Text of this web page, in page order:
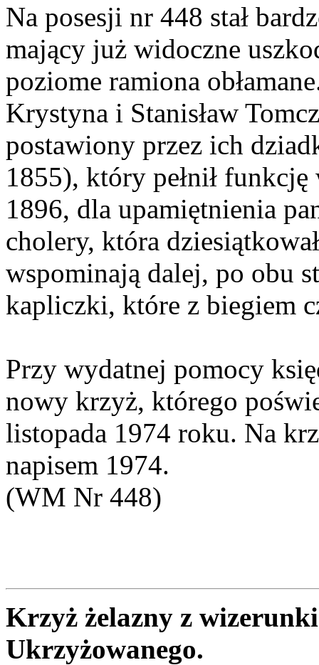
Na posesji nr 448 stał
mający już widoczne
poziome ramiona
Krystyna i Stanisław
postawiony przez ich
1855), który pełnił
1896, dla upamiętnienia
cholery, która
wspominają dalej, po obu
kapliczki, które z biegiem
Przy wydatnej pomocy
nowy krzyż, którego
listopada 1974 roku. Na
napisem 1974.
(WM Nr 448)
Krzyż żelazny z
Ukrzyżowanego.